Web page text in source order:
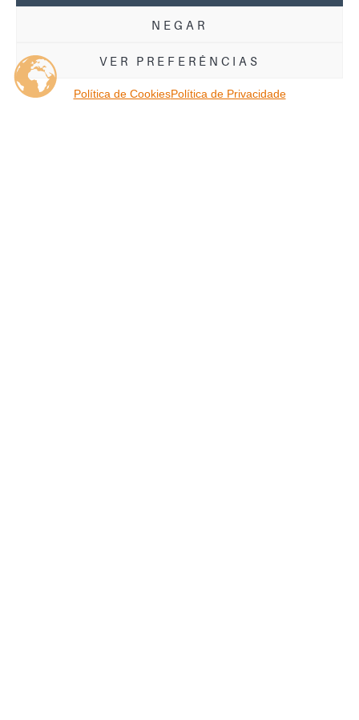
NEGAR
VER PREFERÊNCIAS
Política de CookiesPolítica de Privacidade